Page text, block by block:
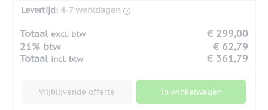
Levertijd: 4-7 werkdagen
Totaal excl. btw
€ 299,00
21% btw
€ 62,79
Totaal incl. btw € 361,79
Vrijblijvende offerte In winkelwagen